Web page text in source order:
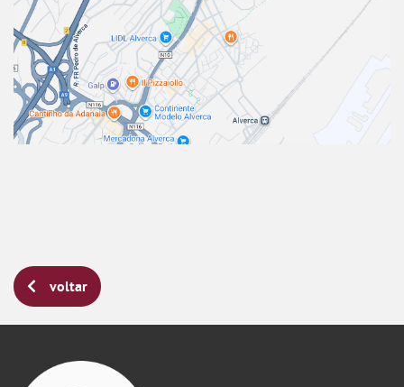
voltar